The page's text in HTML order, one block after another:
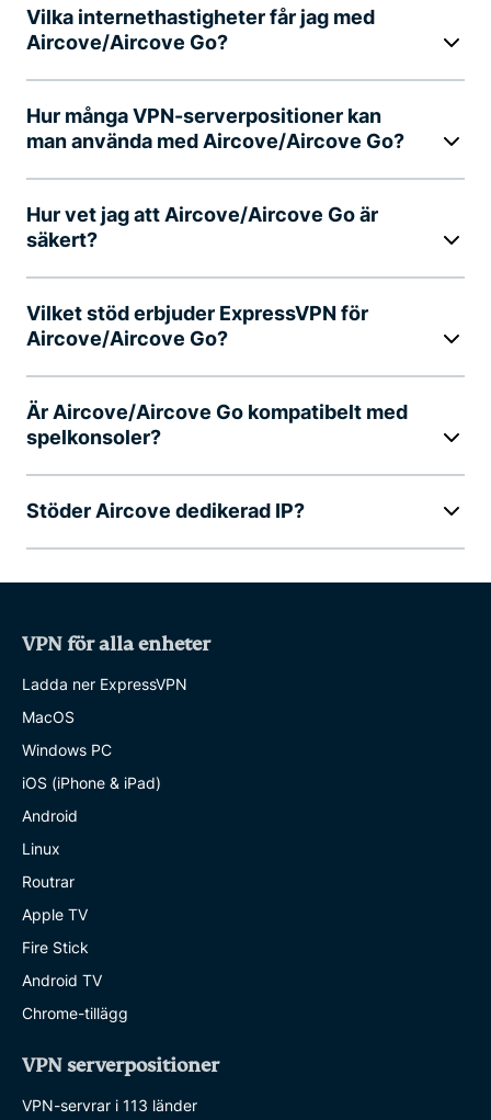
Vilka internethastigheter får jag med
Aircove/Aircove Go?
Hur många VPN-serverpositioner kan
man använda med Aircove/Aircove Go?
Hur vet jag att Aircove/Aircove Go är
säkert?
Vilket stöd erbjuder ExpressVPN för
Aircove/Aircove Go?
Är Aircove/Aircove Go kompatibelt med
spelkonsoler?
Stöder Aircove dedikerad IP?
VPN för alla enheter
Ladda ner ExpressVPN
MacOS
Windows PC
iOS (iPhone & iPad)
Android
Linux
Routrar
Apple TV
Fire Stick
Android TV
Chrome-tillägg
VPN serverpositioner
VPN-servrar i 113 länder